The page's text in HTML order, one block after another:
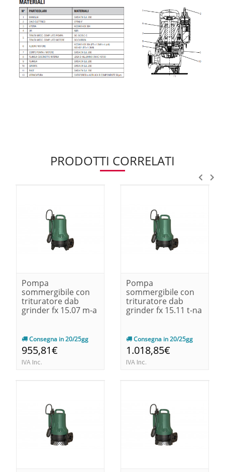
PRODOTTI CORRELATI
Pompa
sommergibile con
trituratore dab
grinder fx 15.07 m-a
Consegna in 20/25gg
955,81€
IVA Inc.
Pompa
sommergibile con
trituratore dab
grinder fx 15.11 t-na
Consegna in 20/25gg
1.018,85€
IVA Inc.